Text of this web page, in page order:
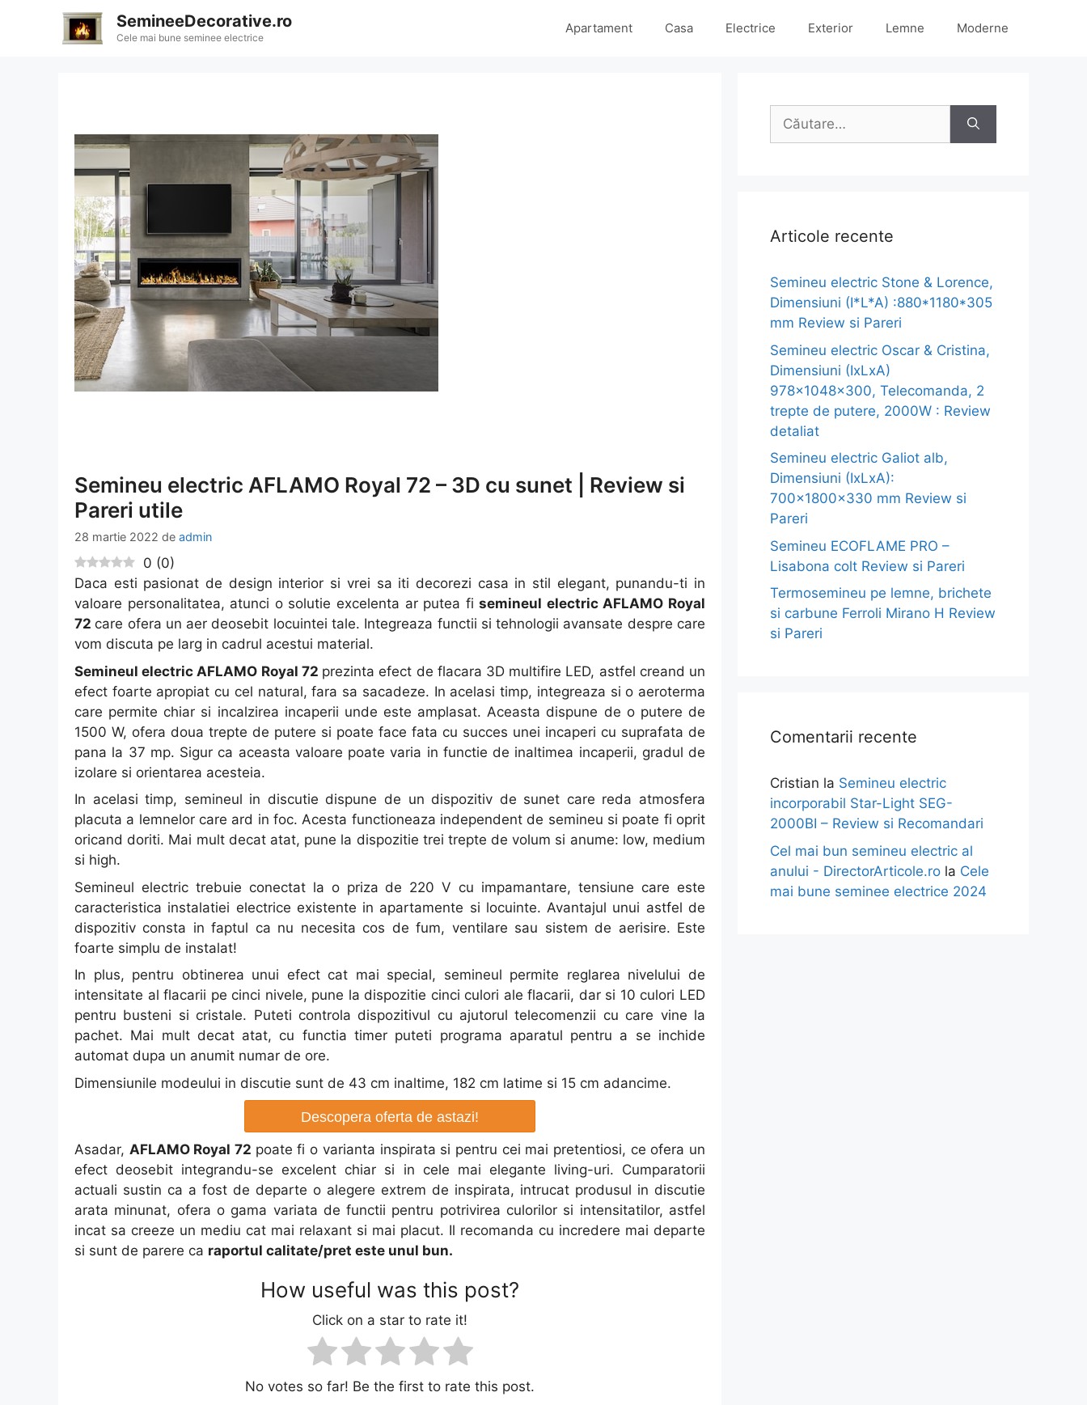
SemineeDecorative.ro
Cele mai bune seminee electrice
Apartament Casa Electrice Exterior Lemne Moderne
Semineu electric AFLAMO Royal 72 – 3D cu sunet | Review si
Pareri utile
28 martie 2022 de admin
0 (0)
Daca esti pasionat de design interior si vrei sa iti decorezi casa in stil elegant, punandu-ti in
valoare personalitatea, atunci o solutie excelenta ar putea fisemineul electric AFLAMO Royal
72 care ofera un aer deosebit locuintei tale. Integreaza functii si tehnologii avansate despre care
vom discuta pe larg in cadrul acestui material.
Semineul electric AFLAMO Royal 72 prezinta efect de flacara 3D multifire LED, astfel creand un
efect foarte apropiat cu cel natural, fara sa sacadeze. In acelasi timp, integreaza si o aeroterma
care permite chiar si incalzirea incaperii unde este amplasat. Aceasta dispune de o putere de
1500 W, ofera doua trepte de putere si poate face fata cu succes unei incaperi cu suprafata de
pana la 37 mp. Sigur ca aceasta valoare poate varia in functie de inaltimea incaperii, gradul de
izolare si orientarea acesteia.
In acelasi timp, semineul in discutie dispune de un dispozitiv de sunet care reda atmosfera
placuta a lemnelor care ard in foc. Acesta functioneaza independent de semineu si poate fi oprit
oricand doriti. Mai mult decat atat, pune la dispozitie trei trepte de volum si anume: low, medium
si high.
Semineul electric trebuie conectat la o priza de 220 V cu impamantare, tensiune care este
caracteristica instalatiei electrice existente in apartamente si locuinte. Avantajul unui astfel de
dispozitiv consta in faptul ca nu necesita cos de fum, ventilare sau sistem de aerisire. Este
foarte simplu de instalat!
In plus, pentru obtinerea unui efect cat mai special, semineul permite reglarea nivelului de
intensitate al flacarii pe cinci nivele, pune la dispozitie cinci culori ale flacarii, dar si 10 culori LED
pentru busteni si cristale. Puteti controla dispozitivul cu ajutorul telecomenzii cu care vine la
pachet. Mai mult decat atat, cu functia timer puteti programa aparatul pentru a se inchide
automat dupa un anumit numar de ore.
Dimensiunile modeului in discutie sunt de 43 cm inaltime, 182 cm latime si 15 cm adancime.
Descopera oferta de astazi!
Asadar, AFLAMO Royal 72 poate fi o varianta inspirata si pentru cei mai pretentiosi, ce ofera un
efect deosebit integrandu-se excelent chiar si in cele mai elegante living-uri. Cumparatorii
actuali sustin ca a fost de departe o alegere extrem de inspirata, intrucat produsul in discutie
arata minunat, ofera o gama variata de functii pentru potrivirea culorilor si intensitatilor, astfel
incat sa creeze un mediu cat mai relaxant si mai placut. Il recomanda cu incredere mai departe
si sunt de parere ca raportul calitate/pret este unul bun.
How useful was this post?
Click on a star to rate it!
No votes so far! Be the first to rate this post.
Caută
Articole recente
Semineu electric Stone & Lorence,
Dimensiuni (I*L*A) :880*1180*305
mm Review si Pareri
Semineu electric Oscar & Cristina,
Dimensiuni (IxLxA)
978x1048x300, Telecomanda, 2
trepte de putere, 2000W : Review
detaliat
Semineu electric Galiot alb,
Dimensiuni (IxLxA):
700x1800x330 mm Review si
Pareri
Semineu ECOFLAME PRO –
Lisabona colt Review si Pareri
Termosemineu pe lemne, brichete
si carbune Ferroli Mirano H Review
si Pareri
Comentarii recente
Cristian la Semineu electric
incorporabil Star-Light SEG-
2000BI – Review si Recomandari
Cel mai bun semineu electric al
anului - DirectorArticole.ro la Cele
mai bune seminee electrice 2024